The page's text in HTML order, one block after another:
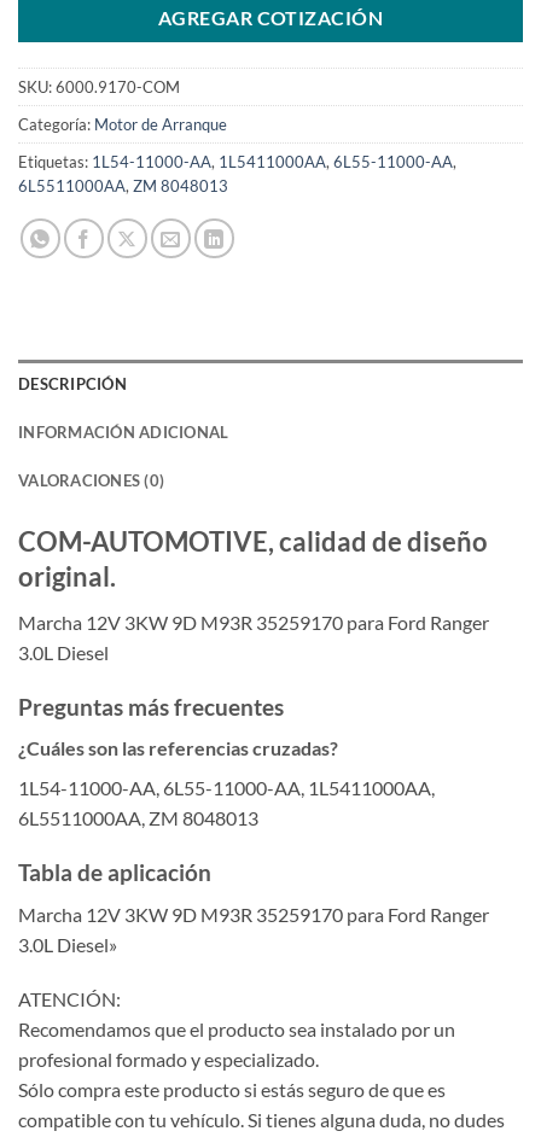
AGREGAR COTIZACIÓN
SKU:6000.9170-COM
Categoría: Motor de Arranque
Etiquetas: 1L54-11000-AA, 1L5411000AA, 6L55-11000-AA,
6L5511000AA, ZM 8048013
DESCRIPCIÓN
INFORMACIÓN ADICIONAL
VALORACIONES (0)
COM-AUTOMOTIVE, calidad de diseño
original.
Marcha 12V 3KW 9D M93R 35259170 para Ford Ranger
3.0L Diesel
Preguntas más frecuentes
¿Cuáles son las referencias cruzadas?
1L54-11000-AA, 6L55-11000-AA, 1L5411000AA,
6L5511000AA, ZM 8048013
Tabla de aplicación
Marcha 12V 3KW 9D M93R 35259170 para Ford Ranger
3.0L Diesel»
ATENCIÓN:
Recomendamos que el producto sea instalado por un
profesional formado y especializado.
Sólo compra este producto si estás seguro de que es
compatible con tu vehículo. Si tienes alguna duda, no dudes